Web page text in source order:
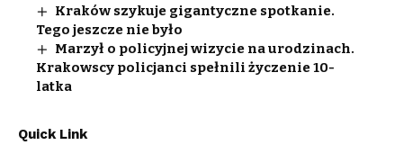
Kraków szykuje gigantyczne spotkanie.
Tego jeszcze nie było
Marzył o policyjnej wizycie na urodzinach.
Krakowscy policjanci spełnili życzenie 10-
latka
Quick Link